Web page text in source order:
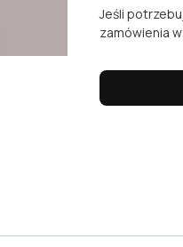
Jeśli
zamówienia